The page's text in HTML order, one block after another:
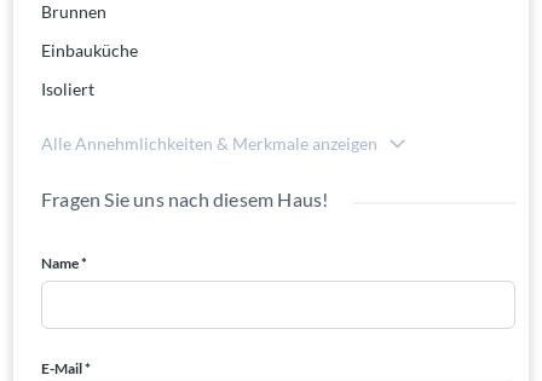
Brunnen
Einbauküche
Isoliert
Alle Annehmlichkeiten & Merkmale anzeigen
Fragen Sie uns nach diesem Haus!
Name *
E-Mail *